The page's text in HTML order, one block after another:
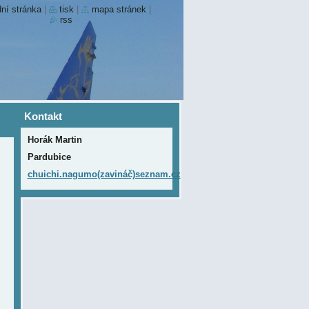
Kontakt
Horák Martin
Pardubice
chuichi.nagumo(zavináč)seznam.cz
stránka tisk mapa stránek
rss